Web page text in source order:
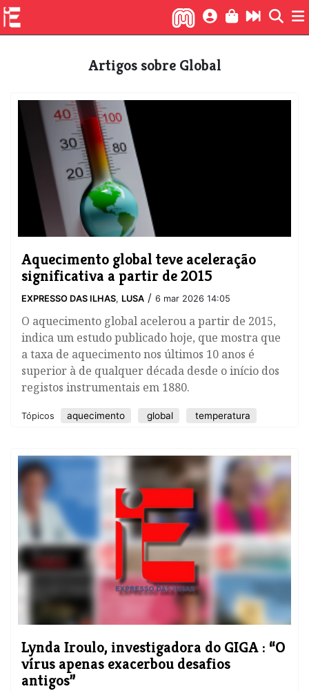
Artigos sobre Global
Aquecimento global teve aceleração
significativa a partir de 2015
EXPRESSO DAS ILHAS, LUSA / 6 mar 2026 14:05
O aquecimento global acelerou a partir de 2015,
indica um estudo publicado hoje, que mostra que
a taxa de aquecimento nos últimos 10 anos é
superior à de qualquer década desde o início dos
registos instrumentais em 1880.
Tópicos aquecimento global temperatura
Lynda Iroulo, investigadora do GIGA : “O
vírus apenas exacerbou desafios
antigos”